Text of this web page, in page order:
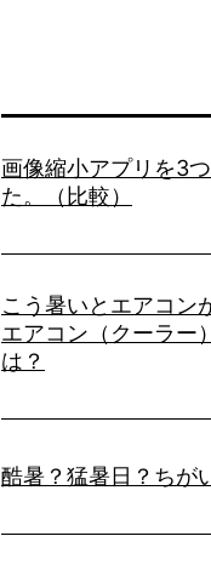
画像縮小アプリを3
た。（比較）
こう暑いとエアコン
エアコン（クーラー
は？
酷暑？猛暑日？ちが